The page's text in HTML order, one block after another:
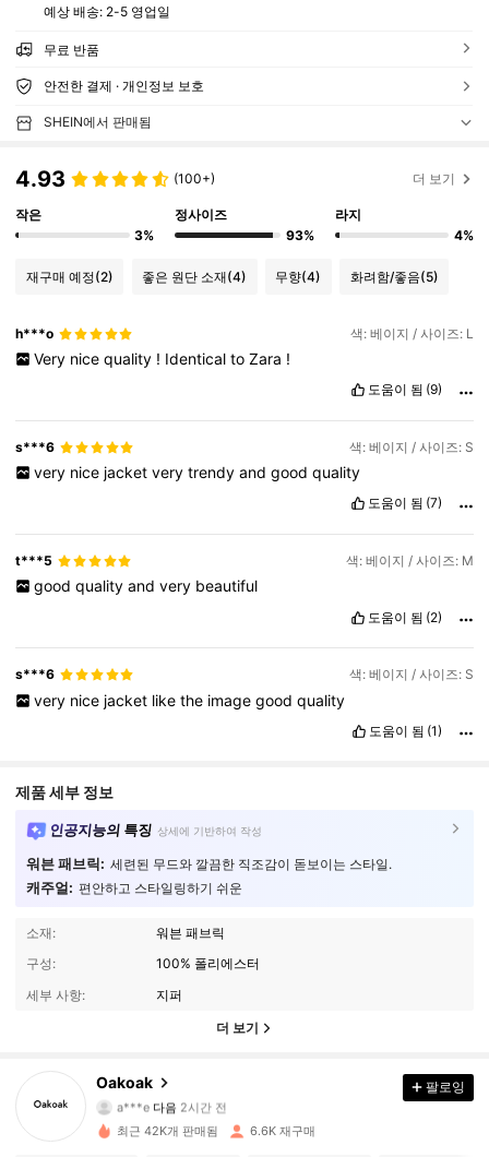
예상 배송: 2-5 영업일
무료 반품
안전한 결제 · 개인정보 보호
SHEIN에서 판매됨
4.93 (100+) 더 보기
작은
3%
정사이즈
93%
라지
4%
재구매 예정(2) 좋은 원단 소재(4) 무향(4) 화려함/좋음(5)
h***o 색: 베이지 / 사이즈: L
Very nice quality ! Identical to Zara !
도움이 됨 (9)
s***6 색: 베이지 / 사이즈: S
very nice jacket very trendy and good quality
도움이 됨 (7)
t***5 색: 베이지 / 사이즈: M
good quality and very beautiful
도움이 됨 (2)
s***6 색: 베이지 / 사이즈: S
very nice jacket like the image good quality
도움이 됨 (1)
제품 세부 정보
인공지능의 특징 상세에 기반하여 작성
워븐 패브릭: 세련된 무드와 깔끔한 직조감이 돋보이는 스타일.
캐주얼: 편안하고 스타일링하기 쉬운
소재:
워븐 패브릭
구성:
100% 폴리에스터
세부 사항:
지퍼
더 보기
Oakoak
a***e 다음 2시간 전
가 탐색 중입니다
4.83
5.8K 팔로워
팔로잉
최근 42K개 판매됨 6.6K 재구매